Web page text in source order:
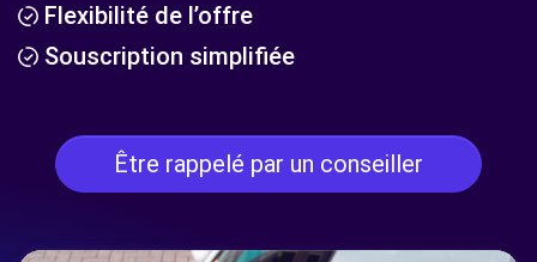
Flexibilité de l’offre
Souscription simplifiée
Être rappelé par un conseiller